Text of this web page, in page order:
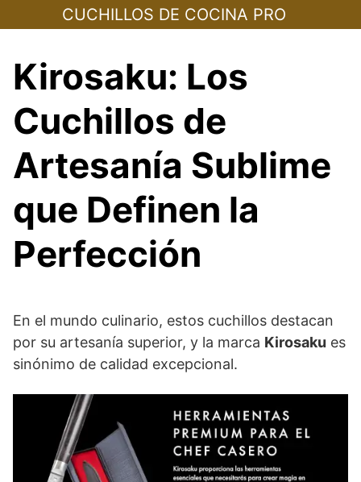
to
CUCHILLOS DE COCINA PRO
Kirosaku: Los
Cuchillos de
Artesanía Sublime
que Definen la
Perfección
En el mundo culinario, estos cuchillos destacan
por su artesanía superior, y la marca Kirosaku es
sinónimo de calidad excepcional.